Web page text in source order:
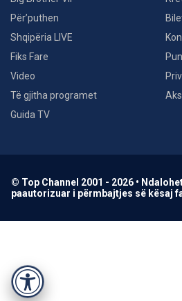
Për’puthen
Shqipëria LIVE
Fiks Fare
Video
Të gjitha programet
Guida TV
© Top Channel 2001 - 2026 •
paautorizuar i përmbajtjes së kësaj